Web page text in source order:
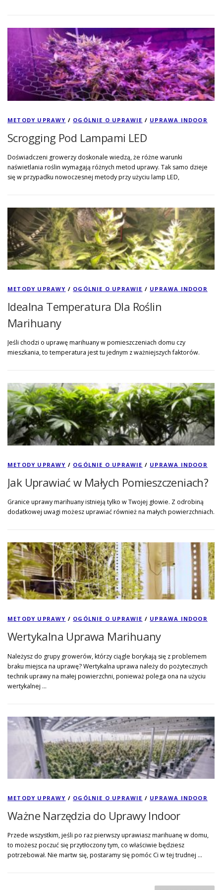
METODY UPRAWY / OGÓLNIE O UPRAWIE / UPRAWA INDOOR
Scrogging Pod Lampami LED
Doświadczeni growerzy doskonale wiedzą, że różne warunki
naświetlania roślin wymagają różnych metod uprawy. Tak samo dzieje
się w przypadku nowoczesnej metody przy użyciu lamp LED,
METODY UPRAWY / OGÓLNIE O UPRAWIE / UPRAWA INDOOR
Idealna Temperatura Dla Roślin
Marihuany
Jeśli chodzi o uprawę marihuany w pomieszczeniach domu czy
mieszkania, to temperatura jest tu jednym z ważniejszych faktorów.
METODY UPRAWY / OGÓLNIE O UPRAWIE / UPRAWA INDOOR
Jak Uprawiać w Małych Pomieszczeniach?
Granice uprawy marihuany istnieją tylko w Twojej głowie. Z odrobiną
dodatkowej uwagi możesz uprawiać również na małych powierzchniach.
METODY UPRAWY / OGÓLNIE O UPRAWIE / UPRAWA INDOOR
Wertykalna Uprawa Marihuany
Należysz do grupy growerów, którzy ciągle borykają się z problemem
braku miejsca na uprawę? Wertykalna uprawa należy do pożytecznych
technik uprawy na małej powierzchni, ponieważ polega ona na użyciu
wertykalnej …
METODY UPRAWY / OGÓLNIE O UPRAWIE / UPRAWA INDOOR
Ważne Narzędzia do Uprawy Indoor
Przede wszystkim, jeśli po raz pierwszy uprawiasz marihuanę w domu,
to możesz poczuć się przytłoczony tym, co właściwie będziesz
potrzebował. Nie martw się, postaramy się pomóc Ci w tej trudnej …